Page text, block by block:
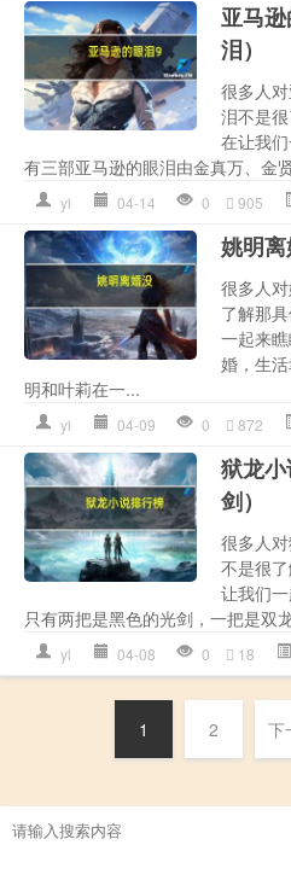
亚马
泪）
很多人
泪不是
在让我
有三部亚马逊的眼泪由金真万、金
yl 04-14 0 905
姚明离
很多人
了解那
一起来
婚，生
明和叶莉在一...
yl 04-09 0 872
狱龙
剑）
很多人
不是很
让我们
只有两把是黑色的光剑，一把是双
yl 04-08 0 18
1 2 下